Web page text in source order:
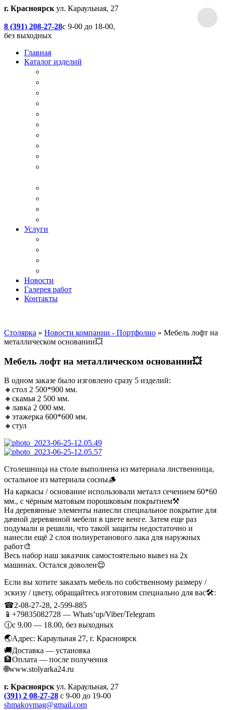
г. Красноярск ул. Караульная, 27
8 (391) 208-27-28с 9-00 до 18-00,
без выходных
Главная
Каталог изделий
Услуги
Новости
Галерея работ
Контакты
Столярка » Новости компании - Портфолио » Мебель лофт на
металлическом основании💥
Мебель лофт на металлическом основании💥
В одном заказе было изговлено сразу 5 изделий:
🔸стол 2 500*900 мм.
🔸скамья 2 500 мм.
🔸лавка 2 000 мм.
🔸этажерка 600*600 мм.
🔸стул
Столешница на столе выполнена из материала лиственница,
остальное из материала сосны🪵
На каркасы / основание использовали металл сечением 60*60
мм., с чёрным матовым порошковым покрытием⚒
На деревянные элементы нанесли специальное покрытие для
дачной деревянной мебели в цвете венге. Затем еще раз
подумали и решили, что такой защиты недостаточно и
нанесли ещё 2 слоя полиуретанового лака для наружных
работ🎨
Весь набор наш заказчик самостоятельно вывез на 2х
машинах. Остался доволен😌
Если вы хотите заказать мебель по собственному размеру /
эскизу / цвету, обращайтесь изготовим специально для вас🛠:
☎2-08-27-28, 2-599-885
📱+79835082728 — Whats’up/Viber/Telegram
🕧с 9.00 — 18.00, без выходных
🌏Адрес: Караульная 27, г. Красноярск
🚚Доставка — установка
🏦Оплата — после получения
🌐www.stolyarka24.ru
г. Красноярскул. Караульная, 27
(391) 2 08-27-28 с 9-00 до 19-00
shmakovmag@gmail.com